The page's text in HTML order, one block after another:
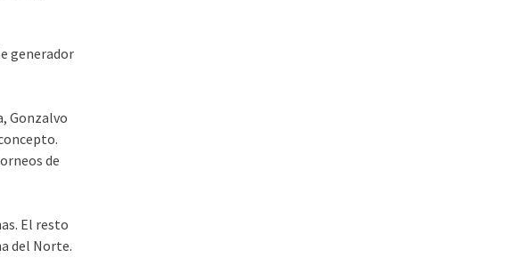
generador
Gonzalvo
de
El resto
del Norte.